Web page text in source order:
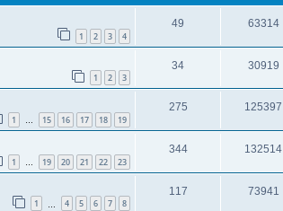
1 2 3 4
49 63314
1 2 3
34 30919
1 … 15 16 17 18 19
275 125397
1 … 19 20 21 22 23
344 132514
1 4 5 6 7 8
117 73941